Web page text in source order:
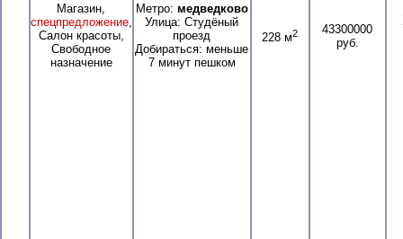
Магазин,
спецпредложение,
Салон красоты,
Свободное
назначение
Метро: медведково
Улица: Студёный
проезд
Добираться: меньше
7 минут пешком
228 м2
43300000
руб.